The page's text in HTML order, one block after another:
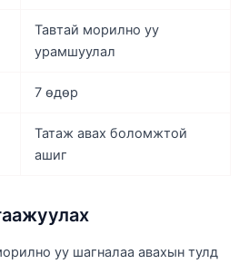
Тавтай морилно уу
урамшуулал
7 өдөр
Татаж авах боломжтой
ашиг
уу шагналаа авахын тулд